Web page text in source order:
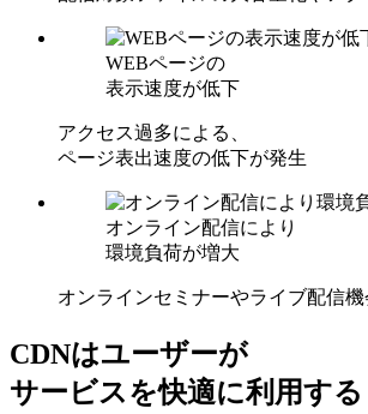
WEBページの
表示速度が低下
アクセス過多による、
ページ表出速度の低下が発生
オンライン配信により
環境負荷が増大
オンラインセミナーやライブ配信
CDNはユーザーが
サービスを快適に利用する